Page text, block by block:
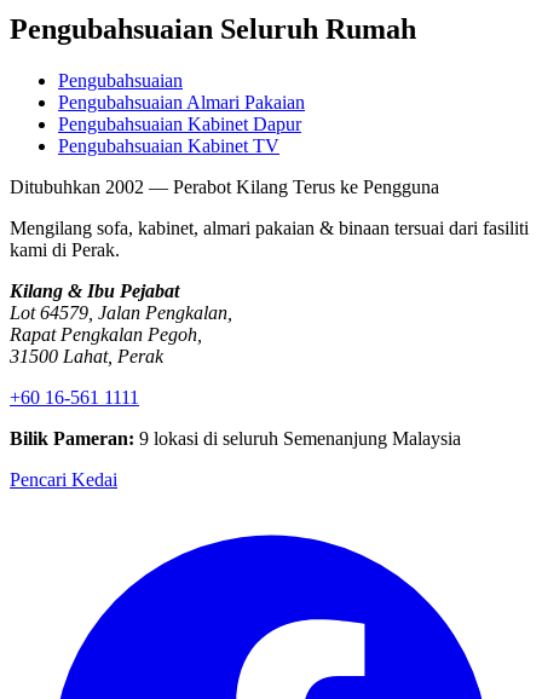
Pengubahsuaian Seluruh Rumah
Pengubahsuaian
Pengubahsuaian Almari Pakaian
Pengubahsuaian Kabinet Dapur
Pengubahsuaian Kabinet TV
Ditubuhkan 2002 — Perabot Kilang Terus ke Pengguna
Mengilang sofa, kabinet, almari pakaian & binaan tersuai dari fasiliti
kami di Perak.
Kilang & Ibu Pejabat
Lot 64579, Jalan Pengkalan,
Rapat Pengkalan Pegoh,
31500 Lahat, Perak
+60 16-561 1111
Bilik Pameran: 9 lokasi di seluruh Semenanjung Malaysia
Pencari Kedai